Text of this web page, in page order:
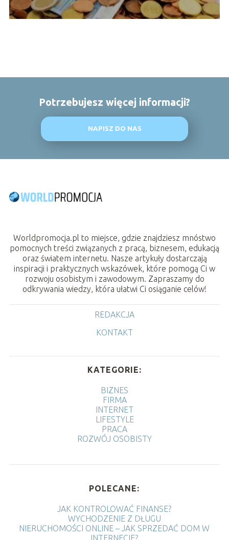
Potrzebujesz więcej informacji?
NAPISZ DO NAS
Worldpromocja.pl to miejsce, gdzie znajdziesz mnóstwo
pomocnych treści związanych z pracą, biznesem, edukacją
oraz światem internetu. Nasze artykuły dostarczają
inspiracji i praktycznych wskazówek, które pomogą Ci w
rozwoju osobistym i zawodowym. Zapraszamy do
odkrywania wiedzy, która ułatwi Ci osiąganie celów!
REDAKCJA
KONTAKT
KATEGORIE:
BIZNES
FIRMA
INTERNET
LIFESTYLE
PRACA
ROZWÓJ OSOBISTY
POLECANE:
JAK KONTROLOWAĆ FINANSE?
WYCHODZENIE Z DŁUGU
NIERUCHOMOŚCI ONLINE – JAK SPRZEDAĆ DOM W
INTERNECIE?